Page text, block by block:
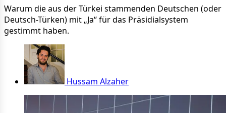
Warum die aus der Türkei stammenden Deutschen (oder
Deutsch-Türken) mit „Ja“ für das Präsidialsystem
gestimmt haben.
Hussam Alzaher